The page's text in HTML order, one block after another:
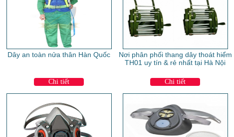
Dây an toàn nửa thân Hàn Quốc
Chi tiết
Nơi phân phối thang dây thoát hiểm
TH01 uy tín & rẻ nhất tại Hà Nội
Chi tiết